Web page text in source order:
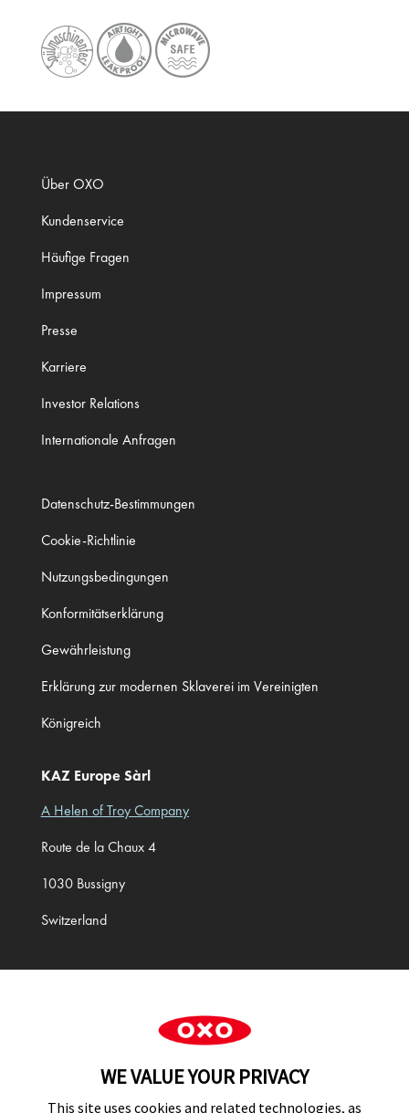
Über OXO
Kundenservice
Häufige Fragen
Impressum
Presse
Karriere
Investor Relations
Internationale Anfragen
Datenschutz-Bestimmungen
Cookie-Richtlinie
Nutzungsbedingungen
Konformitätserklärung
Gewährleistung
Erklärung zur modernen Sklaverei im Vereinigten
Königreich
KAZ Europe Sàrl
A Helen of Troy Company
Route de la Chaux 4
1030 Bussigny
Switzerland
WE VALUE YOUR PRIVACY
This site uses cookies and related technologies, as